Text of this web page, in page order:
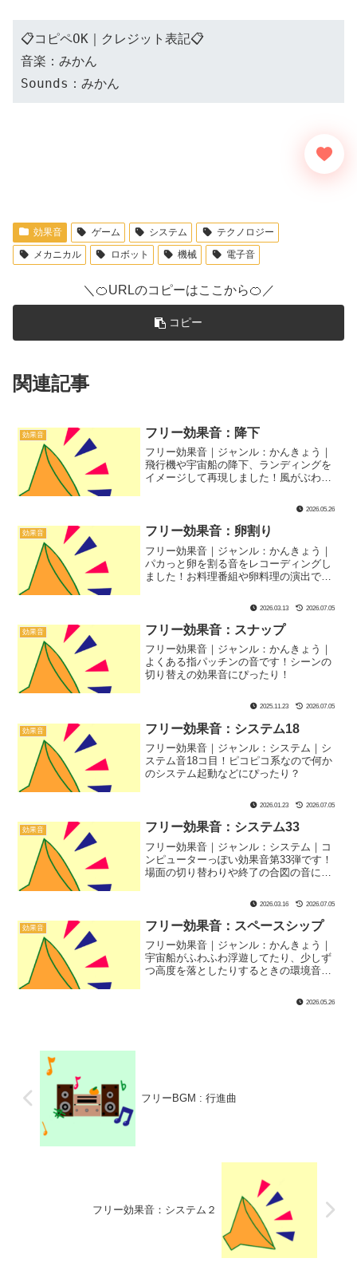
📋コピペOK｜クレジット表記📋
音楽：みかん
Sounds：みかん
効果音 ゲーム システム
テクノロジー
メカニカル
ロボット 機械 電子音
＼🍊URLのコピーはここから🍊／
コピー
関連記事
効果音 フリー効果音：降下
フリー効果音｜ジャンル：かんきょう｜
飛行機や宇宙船の降下、ランディングを
イメージして再現しました！風がぶわっ
2026.05.26
効果音 フリー効果音：卵割り
フリー効果音｜ジャンル：かんきょう｜
パカっと卵を割る音をレコーディングし
ました！お料理番組や卵料理の演出で、
の音を入れるとそれっぽさアップ！
2026.03.13 2026.07.05
効果音 フリー効果音：スナップ
フリー効果音｜ジャンル：かんきょう｜
よくある指パッチンの音です！シーンの
切り替えの効果音にぴったり！
2025.11.23 2026.07.05
効果音 フリー効果音：システム18
フリー効果音｜ジャンル：システム｜シ
ステム音18コ目！ピコピコ系なので何か
のシステム起動などにぴったり？
2026.01.23 2026.07.05
効果音 フリー効果音：システム33
フリー効果音｜ジャンル：システム｜コ
ンピューターっぽい効果音第33弾です！
場面の切り替わりや終了の合図の音にぴ
2026.03.16 2026.07.05
効果音 フリー効果音：スペースシップ
フリー効果音｜ジャンル：かんきょう｜
宇宙船がふわふわ浮遊してたり、少しず
つ高度を落としたりするときの環境音を
2026.05.26
フリーBGM : 行進曲
フリー効果音：システム２